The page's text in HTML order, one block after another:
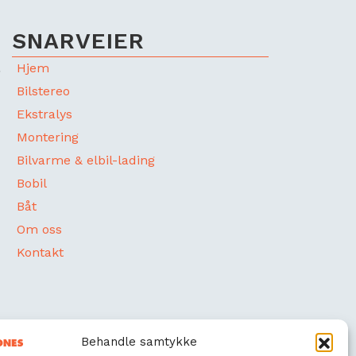
Behandle samtykke
SNARVEIER
Hjem
Bilstereo
Ekstralys
Montering
Bilvarme & elbil-lading
Bobil
Båt
Om oss
Kontakt